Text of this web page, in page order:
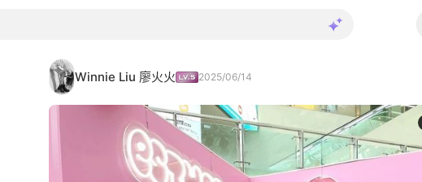
Winnie Liu 廖火火 2025/06/14